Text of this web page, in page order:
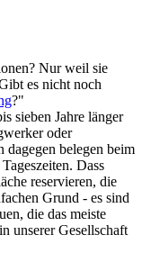
Nur weil sie
es nicht noch
?"
sieben Jahre länger
oder
dagegen belegen beim
Dass
reservieren, die
Grund - es sind
die das meiste
unserer Gesellschaft